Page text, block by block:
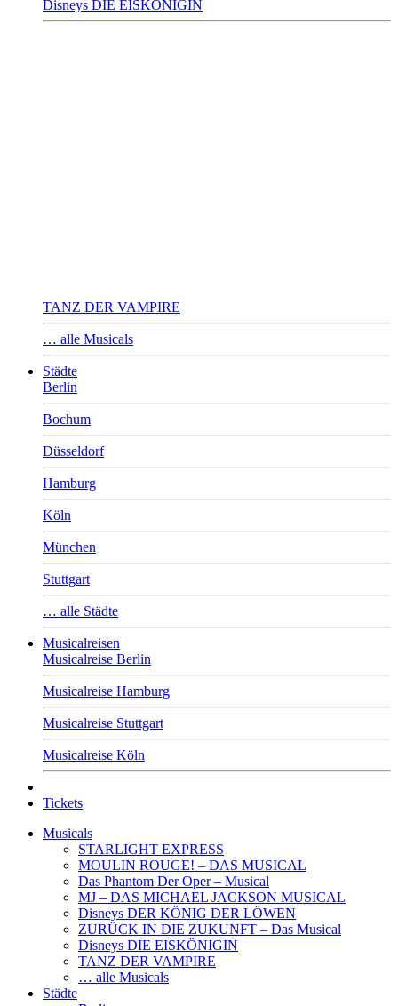
Disneys DIE EISKÖNIGIN
TANZ DER VAMPIRE
… alle Musicals
Städte
Berlin
Bochum
Düsseldorf
Hamburg
Köln
München
Stuttgart
… alle Städte
Musicalreisen
Musicalreise Berlin
Musicalreise Hamburg
Musicalreise Stuttgart
Musicalreise Köln
Tickets
Musicals
STARLIGHT EXPRESS
MOULIN ROUGE! – DAS MUSICAL
Das Phantom Der Oper – Musical
MJ – DAS MICHAEL JACKSON MUSICAL
Disneys DER KÖNIG DER LÖWEN
ZURÜCK IN DIE ZUKUNFT – Das Musical
Disneys DIE EISKÖNIGIN
TANZ DER VAMPIRE
… alle Musicals
Städte